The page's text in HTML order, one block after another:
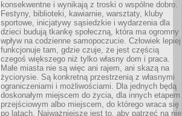
konsekwentne i wynikają z troski o wspólne dobro.
Festyny, biblioteki, kawiarnie, warsztaty, kluby
sportowe, inicjatywy sąsiedzkie i wydarzenia dla
dzieci budują tkankę społeczną, która ma ogromny
wpływ na codzienne samopoczucie. Człowiek lepiej
funkcjonuje tam, gdzie czuje, że jest częścią
czegoś większego niż tylko własny dom i praca.
Małe miasta nie są więc ani rajem, ani skazą na
życiorysie. Są konkretną przestrzenią z własnymi
ograniczeniami i możliwościami. Dla jednych będą
doskonałym miejscem do życia, dla innych etapem
przejściowym albo miejscem, do którego wraca się
po latach. Najważniejsze jest to, aby patrzeć na nie